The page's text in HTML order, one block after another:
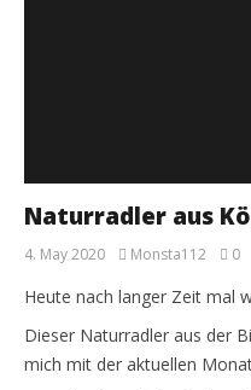
Naturradler aus
4. May 2020 Monsta112 0
Heute nach langer Zeit mal
Dieser Naturradler aus der
mich mit der aktuellen